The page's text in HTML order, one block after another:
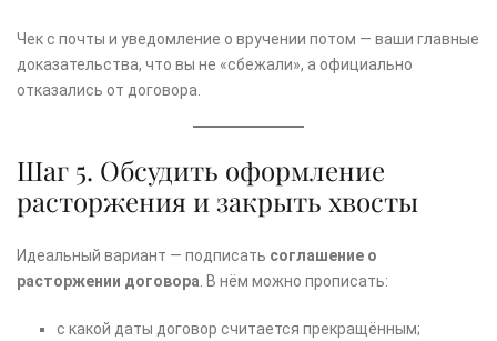
Чек с почты и уведомление о вручении потом — ваши главные
доказательства, что вы не «сбежали», а официально
отказались от договора.
Шаг 5. Обсудить оформление
расторжения и закрыть хвосты
Идеальный вариант — подписать соглашение о
расторжении договора . В нём можно прописать:
с какой даты договор считается прекращённым;